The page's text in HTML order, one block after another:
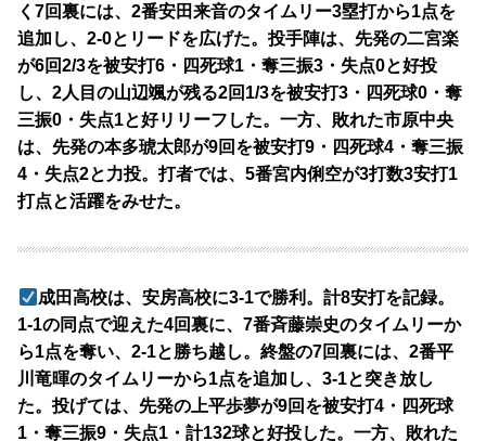
く7回裏には、2番安田来音のタイムリー3塁打から1点を
追加し、2-0とリードを広げた。投手陣は、先発の二宮楽
が6回2/3を被安打6・四死球1・奪三振3・失点0と好投
し、2人目の山辺颯が残る2回1/3を被安打3・四死球0・奪
三振0・失点1と好リリーフした。一方、敗れた市原中央
は、先発の本多琥太郎が9回を被安打9・四死球4・奪三振
4・失点2と力投。打者では、5番宮内俐空が3打数3安打1
打点と活躍をみせた。
成田高校は、安房高校に3-1で勝利。計8安打を記録。
1-1の同点で迎えた4回裏に、7番斉藤崇史のタイムリーか
ら1点を奪い、2-1と勝ち越し。終盤の7回裏には、2番平
川竜暉のタイムリーから1点を追加し、3-1と突き放し
た。投げては、先発の上平歩夢が9回を被安打4・四死球
1・奪三振9・失点1・計132球と好投した。一方、敗れた